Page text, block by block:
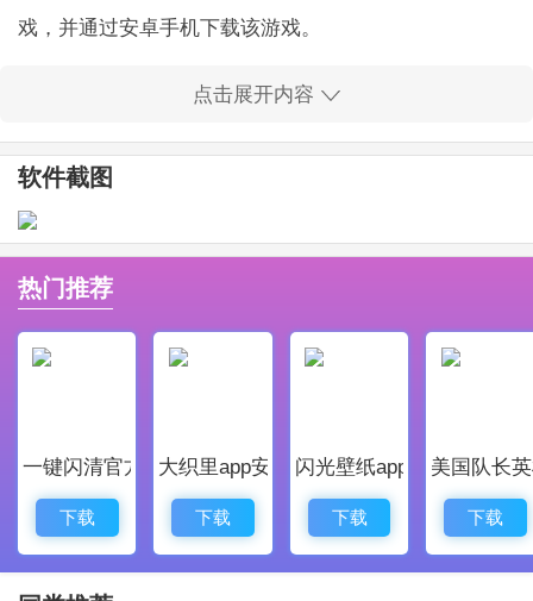
戏，并通过安卓手机下载该游戏。
除了安卓平台外，玩家还可以在iOS平台上下载《三国
志11》。 同样，玩家只需在iOS APP应用商店搜索《三
国志11》，就可以找到该游戏，并通过IOs手机下载该
游戏。
五.官方网站
droid、iOS等多个版本的《三国志11》，玩家可以根据
需求选择不同的版本进行下载。
根据自己的需求在不同的平台下载游戏。 如果有什么问
题，可以马上联系游戏官方，获得更多的帮助。
、安卓、iOS、官网等多种平台，玩家可以根据自己的
需求，在不同的平台上下载游戏。 如果有什么问题，可
点击展开内容
软件截图
热门推荐
一键闪清官方最新版
下载
大织里app安卓版
下载
闪光壁纸app安卓最新版
下载
美国队长
下载